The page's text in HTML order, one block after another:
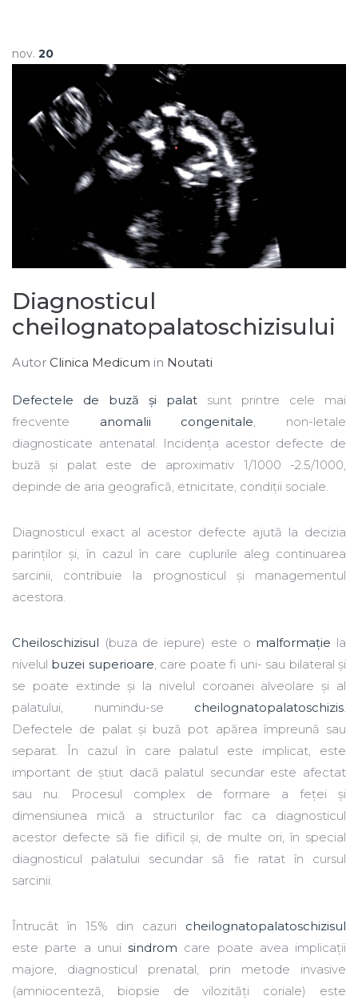
nov. 20
Diagnosticul
cheilognatopalatoschizisului
Autor Clinica Medicum in Noutati
Defectele de buză și palat sunt printre cele mai
frecvente anomalii congenitale, non-letale
diagnosticate antenatal. Incidența acestor defecte de
buză și palat este de aproximativ 1/1000 -2.5/1000,
depinde de aria geografică, etnicitate, condiții sociale.
Diagnosticul exact al acestor defecte ajută la decizia
parinților și, în cazul în care cuplurile aleg continuarea
sarcinii, contribuie la prognosticul și managementul
acestora.
Cheiloschizisul (buza de iepure) este o malformație la
nivelul buzei superioare, care poate fi uni- sau bilateral și
se poate extinde și la nivelul coroanei alveolare și al
palatului, numindu-se cheilognatopalatoschizis.
Defectele de palat și buză pot apărea împreună sau
separat. În cazul în care palatul este implicat, este
important de știut dacă palatul secundar este afectat
sau nu. Procesul complex de formare a feței și
dimensiunea mică a structurilor fac ca diagnosticul
acestor defecte să fie dificil și, de multe ori, în special
diagnosticul palatului secundar să fie ratat în cursul
sarcinii.
Întrucât în 15% din cazuri cheilognatopalatoschizisul
este parte a unui sindrom care poate avea implicații
majore, diagnosticul prenatal, prin metode invasive
(amniocenteză, biopsie de vilozități coriale) este